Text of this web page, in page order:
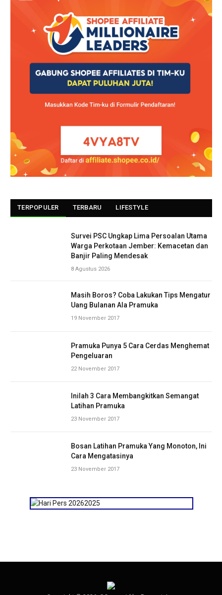
TERPOPULER TERBARU LIFESTYLE
Survei PSC Ungkap Lima Persoalan Utama
Warga Perkotaan Jember: Kemacetan dan
Banjir Paling Mendesak
8 Agustus 2026
Masih Boros? Coba Lakukan Tips Mengatur
Uang Bulanan Ala Pramuka
19 November 2017
Pramuka Punya 5 Cara Cerdas Menghemat
Pengeluaran
22 November 2017
Inilah 3 Cara Membangkitkan Semangat
Latihan Pramuka
23 November 2017
Bosan Latihan Pramuka Yang Monoton, Ini
Cara Mengatasinya
23 November 2017